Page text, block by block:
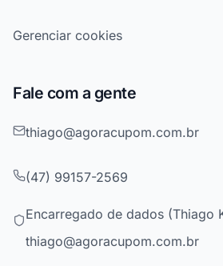
Gerenciar cookies
Fale com a gente
thiago@agoracupom.com.br
(47) 99157-2569
Encarregado de dados (Thiago
thiago@agoracupom.com.br